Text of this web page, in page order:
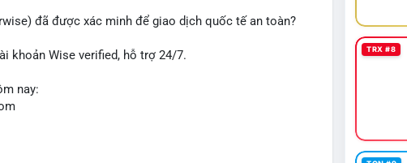
đã được xác minh để giao dịch quốc tế an toàn?
khoản Wise verified, hỗ trợ 24/7.
nay:
TRX #8